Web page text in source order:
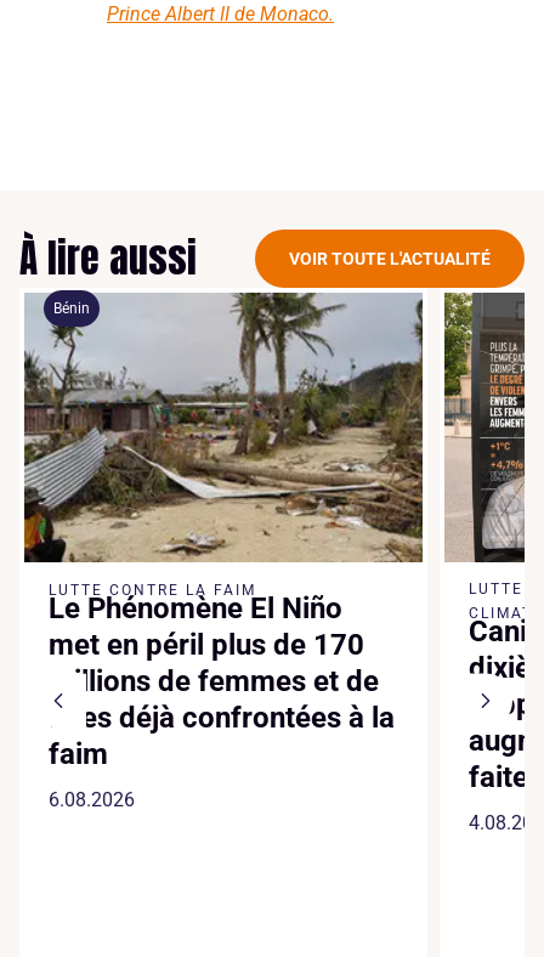
Prince Albert II de Monaco.
À lire aussi VOIR TOUTE L'ACTUALITÉ
Bénin
LUTTE CONTRE LA FAIM
Le Phénomène El Niño
met en péril plus de 170
millions de femmes et de
filles déjà confrontées à la
faim
6.08.2026
LUTTE